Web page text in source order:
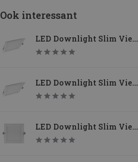
Ook interessant
LED Downlight Slim Vie...
LED Downlight Slim Vie...
LED Downlight Slim Vie...